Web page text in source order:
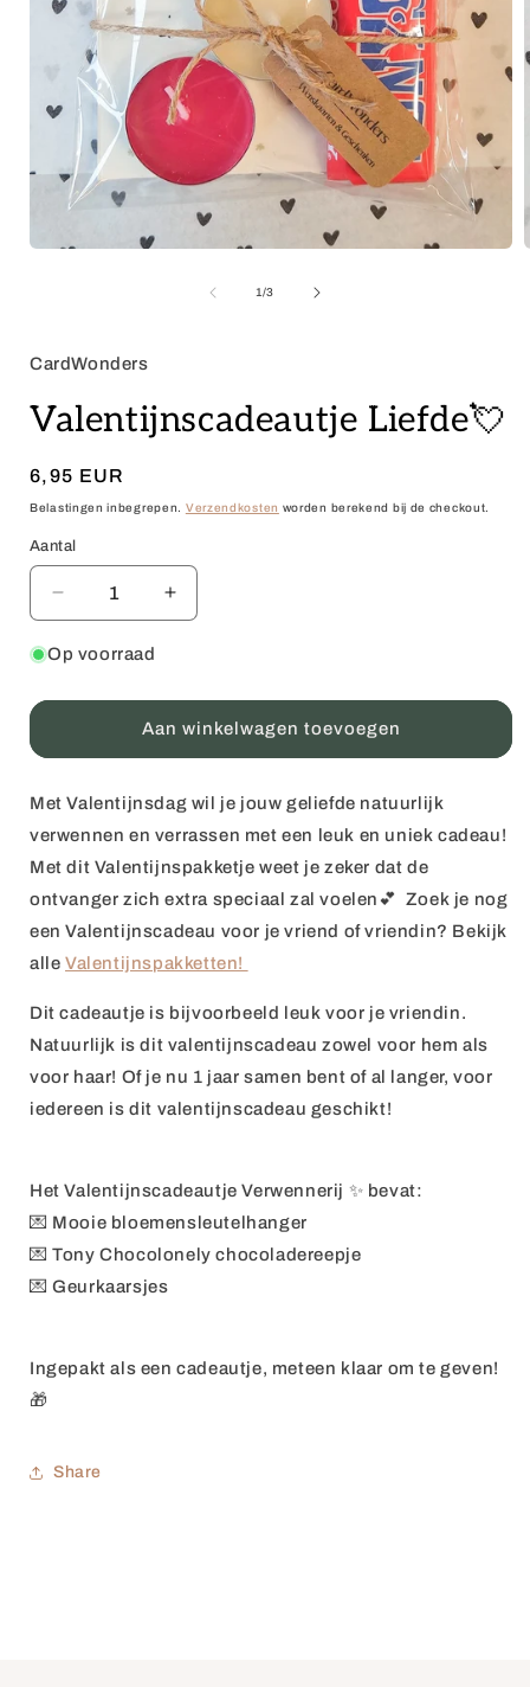
1/van
3
CardWonders
Valentijnscadeautje Liefde💘
Normale
prijs
6,95 EUR
Belastingen inbegrepen. Verzendkosten worden berekend bij de checkout.
Aantal
Aantal
Aantal
verlagen
voor
Liefde
Aantal
verhogen
Liefde
💘
Op voorraad
Aan winkelwagen toevoegen
Met Valentijnsdag wil je jouw geliefde natuurlijk
verwennen en verrassen met een leuk en uniek cadeau!
Met dit Valentijnspakketje weet je zeker dat de
ontvanger zich extra speciaal zal voelen💕 Zoek je nog
een Valentijnscadeau voor je vriend of vriendin? Bekijk
alle Valentijnspakketten!
Dit cadeautje is bijvoorbeeld leuk voor je vriendin.
Natuurlijk is dit valentijnscadeau zowel voor hem als
voor haar! Of je nu 1 jaar samen bent of al langer, voor
iedereen is dit valentijnscadeau geschikt!
Het Valentijnscadeautje Verwennerij ✨ bevat:
💌 Mooie bloemensleutelhanger
💌 Tony Chocolonely chocoladereepje
💌 Geurkaarsjes
Ingepakt als een cadeautje, meteen klaar om te geven!
🎁
Share